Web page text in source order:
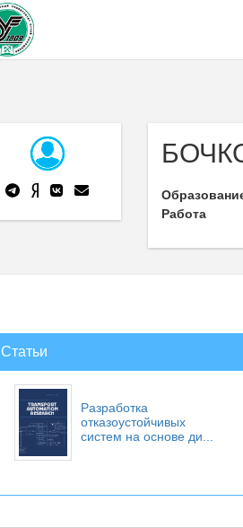
Работа
Статьи
Разработка
отказоустойчивых
систем на основе ди...